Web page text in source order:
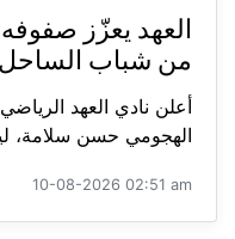
العهد يعزّز
من شباب الساحل
أعلن نادي العهد
الهجومي حسن سلامة،
10-08-2026 02:51 am